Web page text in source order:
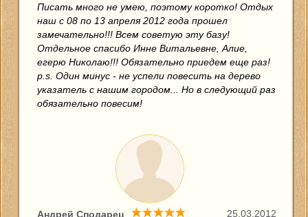
Писать много не умею, поэтому коротко! Отдых
наш с 08 по 13 апреля 2012 года прошел
замечательно!!! Всем советую эту базу!
Отдельное спасибо Инне Витальевне, Алие,
егерю Николаю!!! Обязательно приедем еще раз!
p.s. Один минус - не успели повесить на дерево
указатель с нашим городом... Но в следующий раз
обязательно повесим!
25.03.2012
Андрей Сподарец